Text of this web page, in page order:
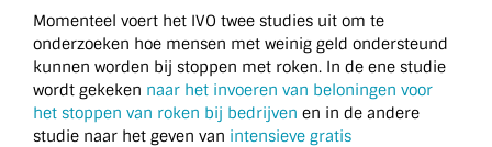
Momenteel voert het IVO twee studies uit om te
onderzoeken hoe mensen met weinig geld ondersteund
kunnen worden bij stoppen met roken. In de ene studie
wordt gekeken naar het invoeren van beloningen voor
het stoppen van roken bij bedrijven en in de andere
studie naar het geven van intensieve gratis